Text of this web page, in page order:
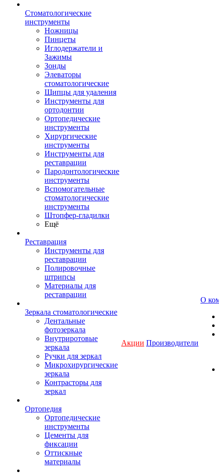
Стоматологические
инструменты
Ножницы
Пинцеты
Иглодержатели и
Зажимы
Зонды
Элеваторы
стоматологические
Щипцы для удаления
Инструменты для
ортодонтии
Ортопедические
инструменты
Хирургические
инструменты
Инструменты для
реставрации
Пародонтологические
инструменты
Вспомогательные
стоматологические
инструменты
Штопфер-гладилки
Ещё
Реставрация
Инструменты для
реставрации
Полировочные
штрипсы
Материалы для
реставрации
Зеркала стоматологические
Дентальные
фотозеркала
Внутриротовые
зеркала
Ручки для зеркал
Микрохирургические
зеркала
Контрасторы для
зеркал
Ортопедия
Ортопедические
инструменты
Цементы для
фиксации
Оттискные
материалы
Акции Производители
О